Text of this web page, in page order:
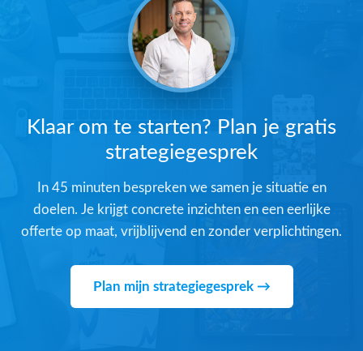
Klaar om te starten? Plan je gratis
strategiegesprek
In 45 minuten bespreken we samen je situatie en
doelen. Je krijgt concrete inzichten en een eerlijke
offerte op maat, vrijblijvend en zonder verplichtingen.
Plan mijn strategiegesprek →